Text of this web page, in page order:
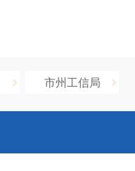
市州工信局